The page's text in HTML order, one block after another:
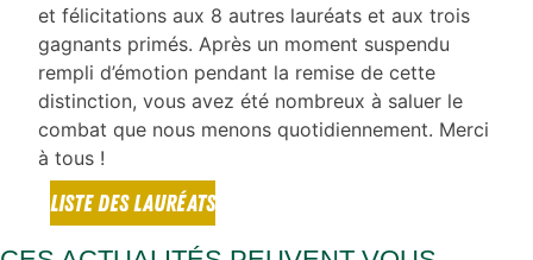
et félicitations aux 8 autres lauréats et aux trois
gagnants primés. Après un moment suspendu
rempli d’émotion pendant la remise de cette
distinction, vous avez été nombreux à saluer le
combat que nous menons quotidiennement. Merci
à tous !
LISTE DES LAURÉATS